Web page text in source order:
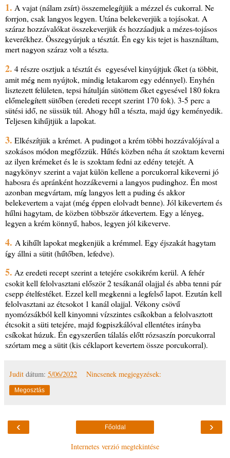
1. A vajat (nálam zsírt) összemelegítjük a mézzel és cukorral. Ne
forrjon, csak langyos legyen. Utána belekeverjük a tojásokat. A
száraz hozzávalókat összekeverjük és hozzáadjuk a mézes-tojásos
keverékhez. Összegyúrjuk a tésztát. Én egy kis tejet is használtam,
mert nagyon száraz volt a tészta.
2. 4 részre osztjuk a tésztát és egyesével kinyújtjuk őket (a többit,
amit még nem nyújtok, mindig letakarom egy edénnyel). Enyhén
lisztezett felületen, tepsi hátulján sütöttem őket egyesével 180 fokra
előmelegített sütőben (eredeti recept szerint 170 fok). 3-5 perc a
sütési idő, ne süssük túl. Ahogy hűl a tészta, majd úgy keményedik.
Teljesen kihűjtjük a lapokat.
3. Elkészítjük a krémet. A pudingot a krém többi hozzávalójával a
szokásos módon megfőzzük. Hűtés közben néha át szoktam keverni
az ilyen krémeket és le is szoktam fedni az edény tetejét. A
nagykönyv szerint a vajat külön kellene a porcukorral kikeverni jó
habosra és apránként hozzákeverni a langyos pudinghoz. Én most
azonban megvártam, míg langyos lett a puding és akkor
belekevertem a vajat (még éppen elolvadt benne). Jól kikevertem és
hűlni hagytam, de közben többször átkevertem. Egy a lényeg,
legyen a krém könnyű, habos, legyen jól kikeverve.
4. A kihűlt lapokat megkenjük a krémmel. Egy éjszakát hagytam
így állni a sütit (hűtőben, lefedve).
5. Az eredeti recept szerint a tetejére csokikrém kerül. A fehér
csokit kell felolvasztani először 2 tesákanál olajjal és abba tenni pár
csepp ételfestéket. Ezzel kell megkenni a legfelső lapot. Ezután kell
felolvasztani az étcsokot 1 kanál olajjal. Vékony csövű
nyomózsákból kell kinyomni vízszintes csíkokban a felolvasztott
étcsokit a süti tetejére, majd fogpiszkálóval ellentétes irányba
csíkokat húzuk. Én egyszerűen tálalás előtt rózsaszín porcukorral
szórtam meg a sütit (kis céklaport kevertem össze porcukorral).
Judit dátum: 5/06/2022 Nincsenek megjegyzések:
Megosztás
‹ ›
Főoldal
Internetes verzió megtekintése